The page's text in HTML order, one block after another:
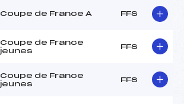
Coupe de France A FFS
Coupe de France
jeunes
FFS
Coupe de France
jeunes
FFS